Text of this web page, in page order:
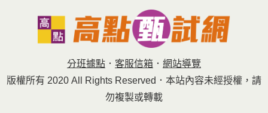
分班據點． 客服信箱． 網站導覽
版權所有 2020 All Rights Reserved．本站內容未經授權，請
勿複製或轉載